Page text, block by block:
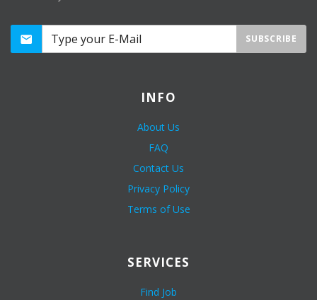
SUBSCRIBE
INFO
About Us
FAQ
Contact Us
Privacy Policy
Terms of Use
SERVICES
Find Job